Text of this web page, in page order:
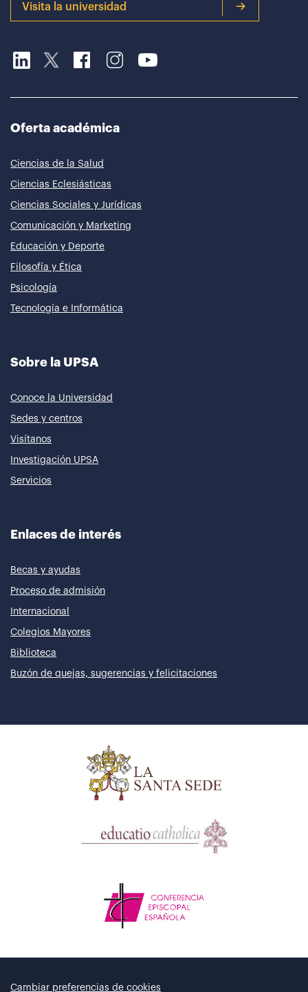
Visita la universidad
Oferta académica
Ciencias de la Salud
Ciencias Eclesiásticas
Ciencias Sociales y Jurídicas
Comunicación y Marketing
Educación y Deporte
Filosofía y Ética
Psicología
Tecnología e Informática
Sobre la UPSA
Conoce la Universidad
Sedes y centros
Visítanos
Investigación UPSA
Servicios
Enlaces de interés
Becas y ayudas
Proceso de admisión
Internacional
Colegios Mayores
Biblioteca
Buzón de quejas, sugerencias y felicitaciones
Cambiar preferencias de cookies